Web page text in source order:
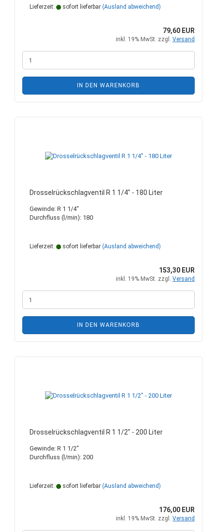
Lieferzeit: sofort lieferbar (Ausland abweichend)
79,60 EUR
inkl. 19% MwSt. zzgl. Versand
IN DEN WARENKORB
Drosselrückschlagventil R 1 1/4" - 180 Liter
Gewinde: R 1 1/4"
Durchfluss (l/min): 180
Lieferzeit: sofort lieferbar (Ausland abweichend)
153,30 EUR
inkl. 19% MwSt. zzgl. Versand
IN DEN WARENKORB
Drosselrückschlagventil R 1 1/2" - 200 Liter
Gewinde: R 1 1/2"
Durchfluss (l/min): 200
Lieferzeit: sofort lieferbar (Ausland abweichend)
176,00 EUR
inkl. 19% MwSt. zzgl. Versand